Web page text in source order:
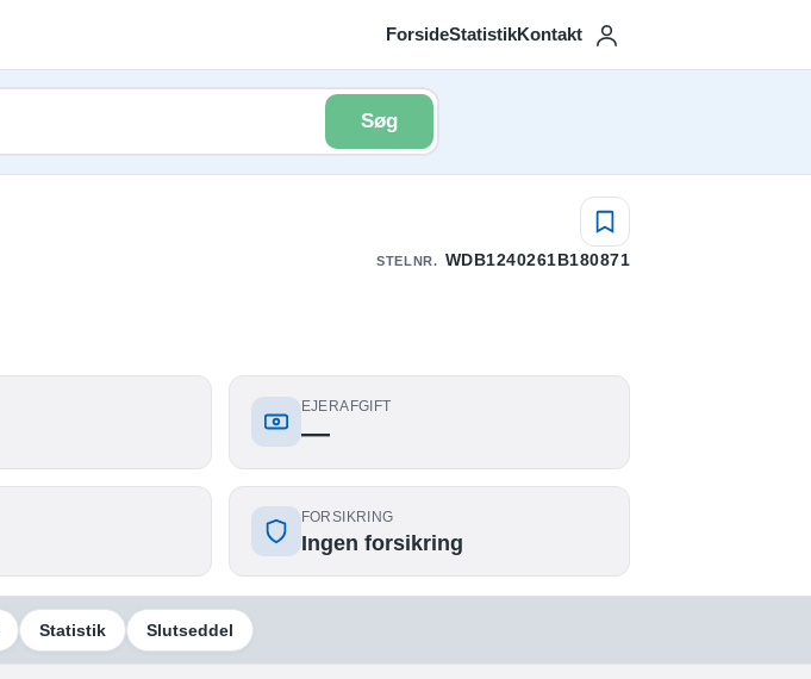
ForsideStatistikKontakt
Søg
STELNR. WDB1240261B180871
EJERAFGIFT
—
FORSIKRING
Ingen forsikring
Statistik Slutseddel